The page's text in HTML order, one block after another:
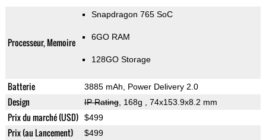
Processeur, Memoire
Snapdragon 765 SoC
6GO RAM
128GO Storage
Batterie 3885 mAh, Power Delivery 2.0
Design IP Rating, 168g , 74x153.9x8.2 mm
Prix du marché (USD) $499
Prix (au Lancement) $499